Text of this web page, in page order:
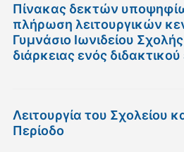
Πίνακας δεκτών
πλήρωση λειτουργικών
Γυμνάσιο Ιωνιδείου
διάρκειας ενός
Λειτουργία του Σχολείου
Περίοδο